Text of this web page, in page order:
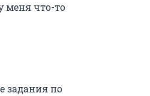
меня что-то
задания по